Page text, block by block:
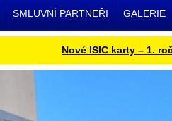
SMLUVNÍ PARTNEŘI GALERIE
Nové ISIC karty – 1. ročník